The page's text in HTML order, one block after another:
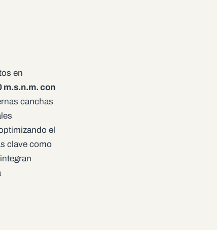
en
m.s.n.m. con
canchas
el
clave como